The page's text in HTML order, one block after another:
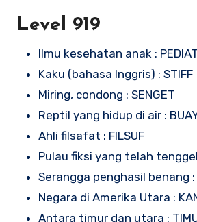
Level 919
Ilmu kesehatan anak :
Kaku (bahasa Inggris) : STIFF
Miring, condong : SENGET
Reptil yang hidup di air :
Ahli filsafat : FILSUF
Pulau fiksi yang telah
Serangga penghasil benang :
Negara di Amerika Utara :
Antara timur dan utara :